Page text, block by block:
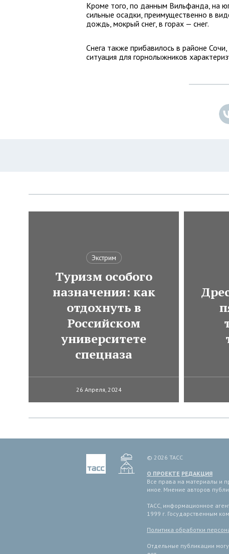
Кроме того, по данным Вильфанда, на
сильные осадки, преимущественно в
дождь, мокрый снег, в горах — снег.
Снега также прибавилось в районе
ситуация для горнолыжников
Экстрим
Туризм особого
назначения: как
отдохнуть в
Российском
университете
спецназа
26 Апреля, 2024
© 2026 ТАСС
О ПРОЕКТЕ РЕДАКЦИЯ
Все права на материалы и
иное. Мнение авторов
ТАСС, информационное
1999 г. Государственным
Политика обработки
Отдельные публикации